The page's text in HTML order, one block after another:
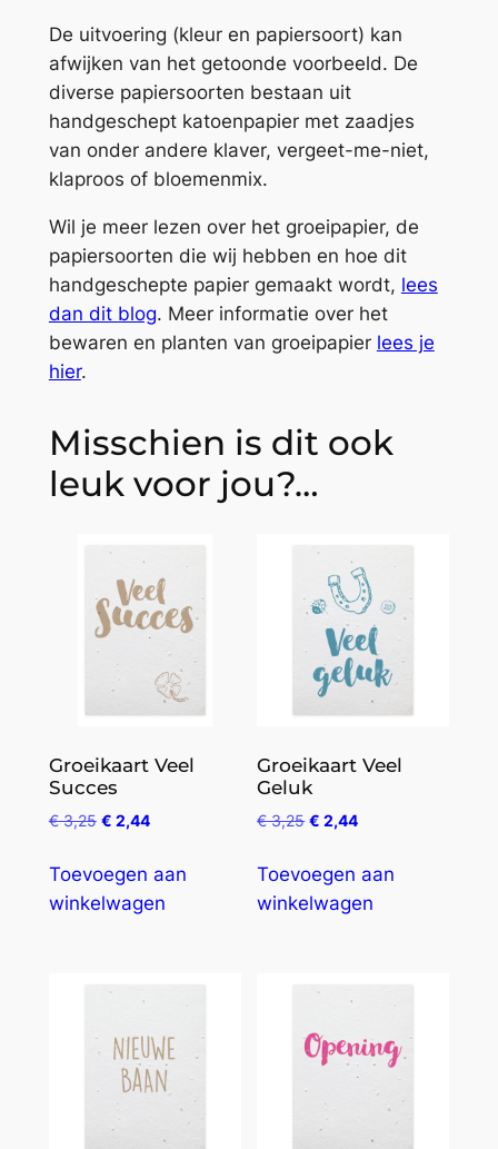
De uitvoering (kleur en papiersoort) kan
afwijken van het getoonde voorbeeld. De
diverse papiersoorten bestaan uit
handgeschept katoenpapier met zaadjes
van onder andere klaver, vergeet-me-niet,
klaproos of bloemenmix.
Wil je meer lezen over het groeipapier, de
papiersoorten die wij hebben en hoe dit
handgeschepte papier gemaakt wordt, lees
dan dit blog. Meer informatie over het
bewaren en planten van groeipapier lees je
hier.
Misschien is dit ook
leuk voor jou?…
Groeikaart Veel
Succes
€3,25 € 2,44
Toevoegen aan
winkelwagen
Groeikaart Veel
Geluk
€3,25 € 2,44
Toevoegen aan
winkelwagen